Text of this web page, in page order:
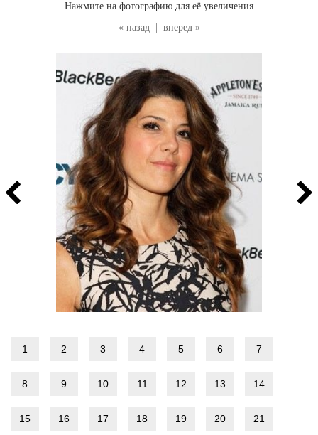
« назад вперед »
Нажмите на фотографию для её увеличения
1 2 3 4 5 6 7
8 9 10 11 12 13 14
15 16 17 18 19 20 21